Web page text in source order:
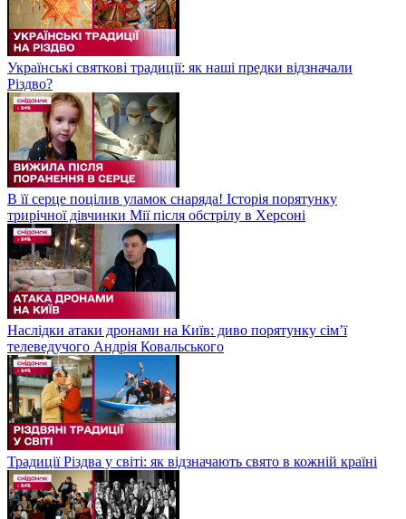
Українські святкові традиції: як наші предки відзначали
Різдво?
В її серце поцілив уламок снаряда! Історія порятунку
трирічної дівчинки Мії після обстрілу в Херсоні
Наслідки атаки дронами на Київ: диво порятунку сім’ї
телеведучого Андрія Ковальського
Традиції Різдва у світі: як відзначають свято в кожній країні